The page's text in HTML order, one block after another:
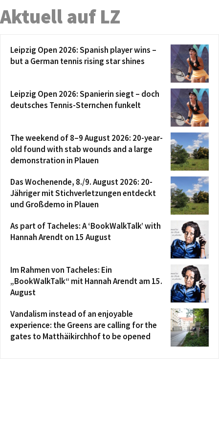
Aktuell auf LZ
Leipzig Open 2026: Spanish player wins –
but a German tennis rising star shines
Leipzig Open 2026: Spanierin siegt – doch
deutsches Tennis-Sternchen funkelt
The weekend of 8–9 August 2026: 20-year-
old found with stab wounds and a large
demonstration in Plauen
Das Wochenende, 8./9. August 2026: 20-
Jähriger mit Stichverletzungen entdeckt
und Großdemo in Plauen
As part of Tacheles: A ‘BookWalkTalk’ with
Hannah Arendt on 15 August
Im Rahmen von Tacheles: Ein
„BookWalkTalk“ mit Hannah Arendt am 15.
August
Vandalism instead of an enjoyable
experience: the Greens are calling for the
gates to Matthäikirchhof to be opened